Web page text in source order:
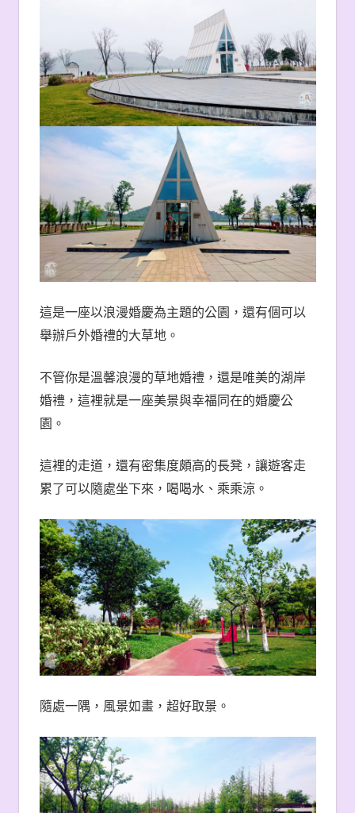
這是一座以浪漫婚慶為主題的公園，還有個可以
舉辦戶外婚禮的大草地。
不管你是溫馨浪漫的草地婚禮，還是唯美的湖岸
婚禮，這裡就是一座美景與幸福同在的婚慶公
園。
這裡的走道，還有密集度頗高的長凳，讓遊客走
累了可以隨處坐下來，喝喝水、乘乘涼。
隨處一隅，風景如畫，超好取景。